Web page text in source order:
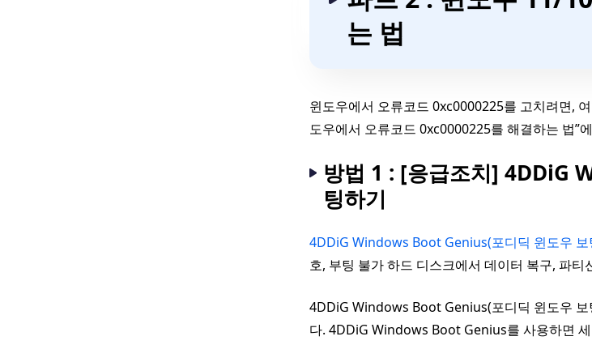
는 법
윈도우에서 오류코드 0xc0000225를 고치려면,
도우에서 오류코드 0xc0000225를 해결하는 법”
방법 1 : [응급조치] 4DDiG
팅하기
4DDiG Windows Boot Genius(포디딕 윈도우 보
호, 부팅 불가 하드 디스크에서 데이터 복구, 파
4DDiG Windows Boot Genius(포디딕 윈도우 보
다. 4DDiG Windows Boot Genius를 사용하면